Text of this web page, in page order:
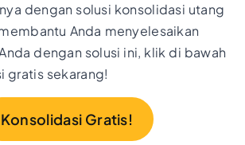
dengan solusi konsolidasi utang
Anda menyelesaikan
dengan solusi ini, klik di bawah
gratis sekarang!
Konsolidasi Gratis!